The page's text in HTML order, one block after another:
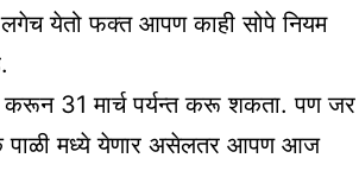
लगेच येतो फक्त आपण काही सोपे नियम
करून 31 मार्च पर्यन्त करू शकता. पण जर
पाळी मध्ये येणार असेलतर आपण आज